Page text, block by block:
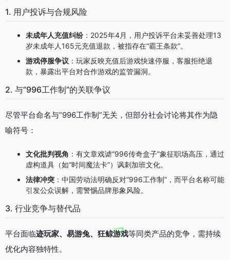
1. 用户投诉与合规风险
未成年人充值纠纷：2025年4月，用户投诉平台未妥善处理13
岁未成年人165元充值退款，被指存在“霸王条款”。
游戏停服争议 ：玩家反映充值后游戏快速停服，客服拒绝退
款，暴露出平台对合作游戏的监管漏洞。
2. 与“996工作制”的关联争议
尽管平台命名与“996工作制”无关，但部分社会讨论将其作为隐
喻符号：
文化批判视角 ：有文章戏谑“996传奇盒子”象征职场高压，通过
虚构道具（如“时间魔法卡”）讽刺加班文化。
法律冲突 ：中国劳动法明确反对“996工作制”，而平台名称可能
引发公众误解，需警惕品牌形象风险。
3. 行业竞争与替代品
平台面临迹玩家、易游兔、狂鲸游戏等同类产品的竞争，需持续
优化内容独特性。